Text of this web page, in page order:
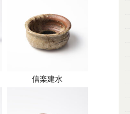
信楽建水